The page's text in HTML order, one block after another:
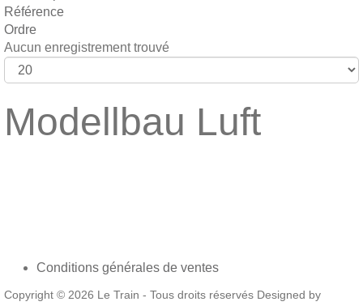
Référence
Ordre
Aucun enregistrement trouvé
Modellbau Luft
Conditions générales de ventes
Copyright © 2026 Le Train - Tous droits réservés Designed by